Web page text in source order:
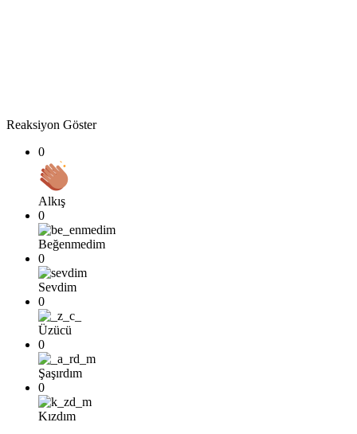
Reaksiyon Göster
0
Alkış
0
Beğenmedim
0
Sevdim
0
Üzücü
0
Şaşırdım
0
Kızdım